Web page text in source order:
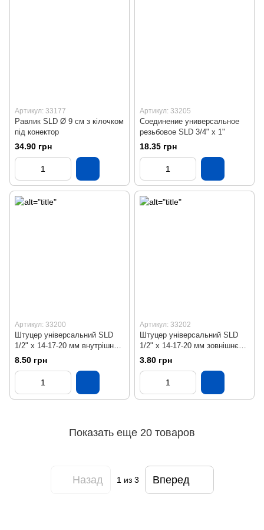
Артикул: 33177
Равлик SLD Ø 9 см з кілочком
під конектор
34.90 грн
Артикул: 33205
Соединение универсальное
резьбовое SLD 3/4" х 1"
18.35 грн
Артикул: 33200
Штуцер універсальний SLD
1/2" х 14-17-20 мм внутрішнє
різьблення
8.50 грн
Артикул: 33202
Штуцер універсальний SLD
1/2" х 14-17-20 мм зовнішнє
різьблення
3.80 грн
Показать еще 20 товаров
Назад 1из 3 Вперед